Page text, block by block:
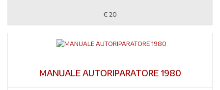
€20
MANUALE AUTORIPARATORE 1980